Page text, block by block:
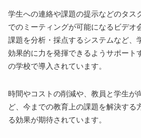
動画の活用
データの管理・共有
グループワーク
Google for Education導入で期待
教育環境のデジタル化による効果
学習意欲や成績の向上
Google for Education導入を成功さ
学生への連絡や課題の提示などのタス
でのミーティングが可能になるビデオ
課題を分析・採点するシステムなど、
効果的に力を発揮できるようサポート
の学校で導入されています。
時間やコストの削減や、教員と学生が
ど、今までの教育上の課題を解決する
る効果が期待されています。